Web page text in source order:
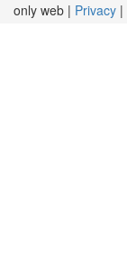
only web | Privacy |